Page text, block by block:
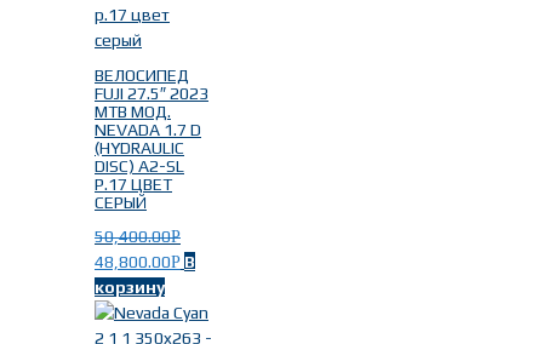
ВЕЛОСИПЕД
FUJI 27.5″ 2023
MTB МОД.
NEVADA 1.7 D
(HYDRAULIC
DISC) A2-SL
Р.17 ЦВЕТ
СЕРЫЙ
50,400.00Р
48,800.00Р В
корзину